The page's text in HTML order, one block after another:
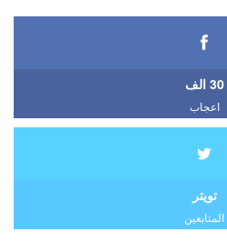
30 الف
اعجاب
تويتر
المتابعين